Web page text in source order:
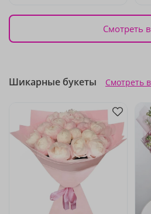
Смотреть
Шикарные букеты Смотреть